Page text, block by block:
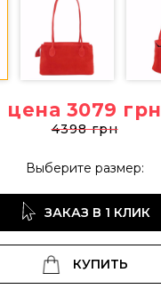
цена 3079 грн
4398 грн
Выберите размер:
ЗАКАЗ В 1 КЛИК
КУПИТЬ